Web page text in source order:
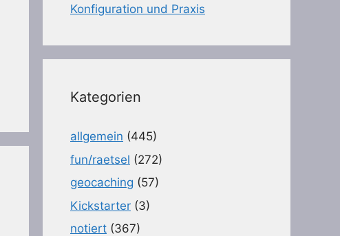
Konfiguration und Praxis
Kategorien
allgemein (445)
fun/raetsel (272)
geocaching (57)
Kickstarter (3)
notiert (367)